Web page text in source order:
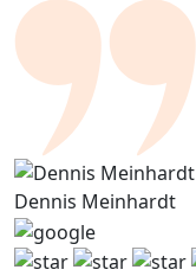
Dennis Meinhardt